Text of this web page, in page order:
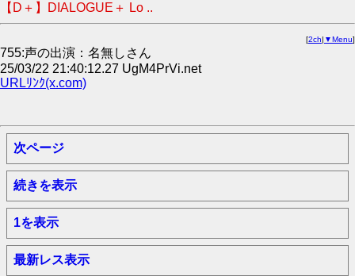
【D＋】DIALOGUE＋ Lo ..
[2ch| ▼Menu]
755:声の出演：名無しさん
25/03/22 21:40:12.27 UgM4PrVi.net
URLﾘﾝｸ(x.com)
次ページ
続きを表示
1を表示
最新レス表示